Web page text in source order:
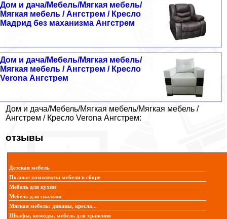
Дом и дача/Мебель/Мягкая мебель/
Мягкая мебель / Ангстрем / Кресло
Мадрид без маханизма Ангстрем
Дом и дача/Мебель/Мягкая мебель/
Мягкая мебель / Ангстрем / Кресло
Verona Ангстрем
Дом и дача/Мебель/Мягкая мебель/Мягкая мебель /
Ангстрем / Кресло Verona Ангстрем:
отзывы
Детская мебель
Полные комплекты мебели в сборе
Мебель для кухни
Мебель для спальни
Мягкая мебель: диваны, кресла...
Шкафы, комоды, мебель для хранения